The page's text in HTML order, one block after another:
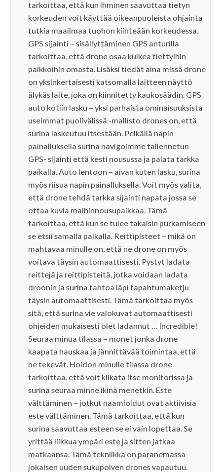
tarkoittaa, että kun ihminen saavuttaa tietyn
korkeuden voit käyttää oikeanpuoleista ohjainta
tutkia maailmaa tuohon kiinteään korkeudessa.
GPS sijainti – sisällyttäminen GPS anturilla
tarkoittaa, että drone osaa kulkea tiettyihin
paikkoihin omasta. Lisäksi tiedät aina missä drone
on yksinkertaisesti katsomalla laitteen näyttö
älykäs laite, joka on kiinnitetty kaukosäädin. GPS
auto kotiin lasku – yksi parhaista ominaisuuksista
useimmat puolivälissä -mallisto drones on, että
surina laskeutuu itsestään. Pelkällä napin
painalluksella surina navigoimme tallennetun
GPS- sijainti että kesti nousussa ja palata tarkka
paikalla. Auto lentoon – aivan kuten lasku, surina
myös riisua napin painalluksella. Voit myös valita,
että drone tehdä tarkka sijainti napata jossa se
ottaa kuvia maihinnousupaikkaa. Tämä
tarkoittaa, että kun se tulee takaisin purkamiseen
se etsii samalla paikalla. Reittipisteet – mikä on
mahtavaa minulle on, että ne drone on myös
voitava täysin automaattisesti. Pystyt ladata
reittejä ja reittipisteitä, jotka voidaan ladata
droonin ja surina tahtoa läpi tapahtumaketju
täysin automaattisesti. Tämä tarkoittaa myös
sitä, että surina vie valokuvat automaattisesti
ohjeiden mukaisesti olet ladannut … Incredible!
Seuraa minua tilassa – monet jonka drone
kaapata hauskaa ja jännittävää toimintaa, että
he tekevät. Hoidon minulle tilassa drone
tarkoittaa, että voit klikata itse monitorissa ja
surina seuraa minne ikinä menetkin. Este
välttäminen – jotkut naamioidut ovat aktiivisia
este välttäminen. Tämä tarkoittaa, että kun
surina saavuttaa esteen se ei vain lopettaa. Se
yrittää liikkua ympäri este ja sitten jatkaa
matkaansa. Tämä tekniikka on paranemassa
jokaisen uuden sukupolven drones vapautuu.